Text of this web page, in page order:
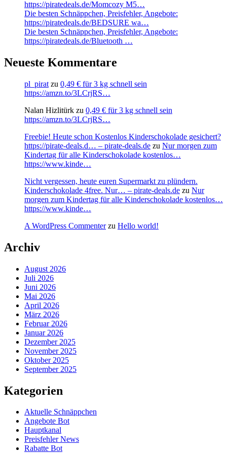
https://piratedeals.de/Momcozy M5…
Die besten Schnäppchen, Preisfehler, Angebote:
https://piratedeals.de/BEDSURE wa…
Die besten Schnäppchen, Preisfehler, Angebote:
https://piratedeals.de/Bluetooth …
Neueste Kommentare
pl_pirat zu 0,49 € für 3 kg schnell sein
https://amzn.to/3LCrjRS…
Nalan Hizlitürk zu 0,49 € für 3 kg schnell sein
https://amzn.to/3LCrjRS…
Freebie! Heute schon Kostenlos Kinderschokolade gesichert?
https://pirate-deals.d… – pirate-deals.de zu Nur morgen zum
Kindertag für alle Kinderschokolade kostenlos…
https://www.kinde…
Nicht vergessen, heute euren Supermarkt zu plündern.
Kinderschokolade 4free. Nur… – pirate-deals.de zu Nur
morgen zum Kindertag für alle Kinderschokolade kostenlos…
https://www.kinde…
A WordPress Commenterzu Hello world!
Archiv
August 2026
Juli 2026
Juni 2026
Mai 2026
April 2026
März 2026
Februar 2026
Januar 2026
Dezember 2025
November 2025
Oktober 2025
September 2025
Kategorien
Aktuelle Schnäppchen
Angebote Bot
Hauptkanal
Preisfehler News
Rabatte Bot